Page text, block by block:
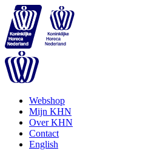
Webshop
Mijn KHN
Over KHN
Contact
English